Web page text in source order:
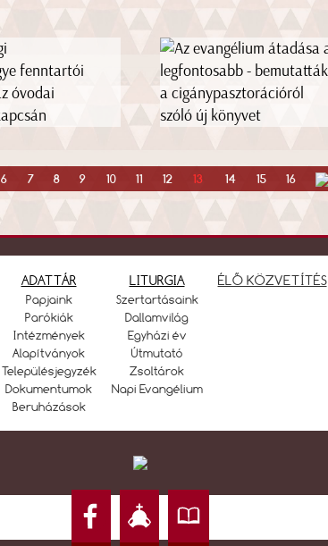
fenntartói
óvodai
6 7 8 9 10 11 12 13 14 15 16
ADATTÁR
Papjaink
Parókiák
Intézmények
Alapítványok
Településjegyzék
Dokumentumok
Beruházások
LITURGIA
Szertartásaink
Dallamvilág
Egyházi év
Útmutató
Zsoltárok
Napi Evangélium
ÉLŐ KÖZVETÍTÉS